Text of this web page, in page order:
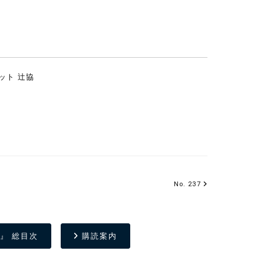
ト 辻協
No. 237
総目次 購読案内